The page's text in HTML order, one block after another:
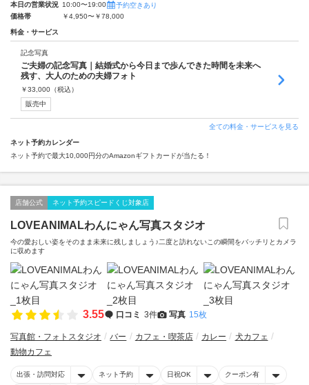
本日の営業状況 10:00〜19:00
予約空きあり
価格帯
￥4,950〜￥78,000
料金・サービス
記念写真
ご夫婦の記念写真｜結婚式から今日まで歩んできた時間を未来へ
残す、大人のための夫婦フォト
￥33,000 （税込）
販売中
全ての料金・サービスを見る
ネット予約カレンダー
ネット予約で最大10,000円分のAmazonギフトカードが当たる！
店舗公式 ネット予約スピードくじ対象店
LOVEANIMALわんにゃん写真スタジオ
今の愛おしい姿をそのまま未来に残しましょう♪二度と訪れないこの瞬間をバッチリとカメラ
に収めます
3.55 口コミ 3件 写真 15枚
写真館・フォトスタジオ バー カフェ・喫茶店 カレー
犬カフェ
動物カフェ
出張・訪問対応 ネット予約 日祝OK クーポン有